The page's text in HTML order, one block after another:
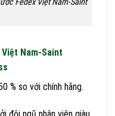
Fedex Việt Nam-Saint
Nam-Saint
% so với chính hãng.